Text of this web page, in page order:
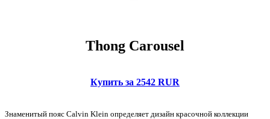
Thong Carousel
Купить за 2542 RUR
Знаменитый пояс Calvin Klein определяет дизайн красочной коллекции